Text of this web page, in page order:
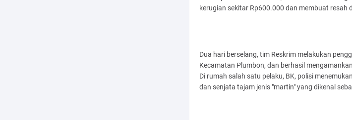
kerugian sekitar Rp600.000 dan membuat resah
Dua hari berselang, tim Reskrim melakukan
Kecamatan Plumbon, dan berhasil
Di rumah salah satu pelaku, BK, polisi
dan senjata tajam jenis "martin" yang dikenal